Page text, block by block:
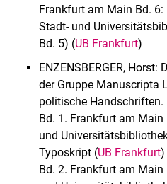
Frankfurt am Main Bd.
Stadt- und
Bd. 5) (UB Frankfurt)
ENZENSBERGER,
der Gruppe Manuscripta
politische Handschriften.
Bd. 1. Frankfurt am
und
Typoskript (UB Frankfurt)
Bd. 2. Frankfurt am